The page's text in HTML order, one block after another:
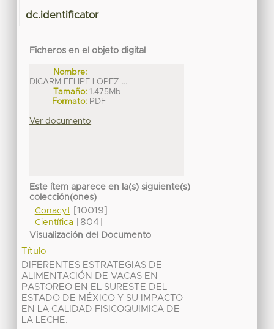
dc.identificator
Ficheros en el objeto digital
Nombre:
DICARM FELIPE LOPEZ ...
Tamaño: 1.475Mb
Formato: PDF
Ver documento
Este ítem aparece en la(s) siguiente(s)
colección(ones)
Conacyt[10019]
Científica[804]
Visualización del Documento
Título
DIFERENTES ESTRATEGIAS DE
ALIMENTACIÓN DE VACAS EN
PASTOREO EN EL SURESTE DEL
ESTADO DE MÉXICO Y SU IMPACTO
EN LA CALIDAD FISICOQUIMICA DE
LA LECHE.